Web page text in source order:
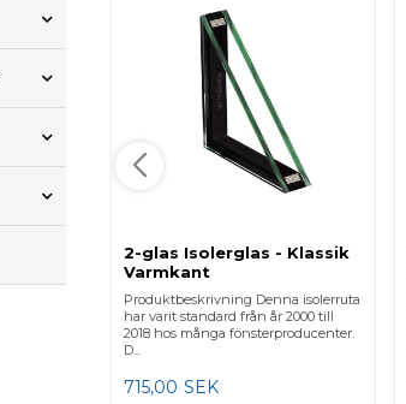
2-glas Isolerglas - Klassik
Varmkant
Produktbeskrivning Denna isolerruta
har varit standard från år 2000 till
2018 hos många fönsterproducenter.
D...
715,00 SEK